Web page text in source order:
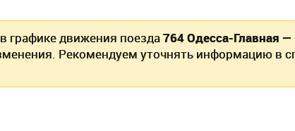
графике движения поезда764 Одесса-Главная
Рекомендуем уточнять информацию в